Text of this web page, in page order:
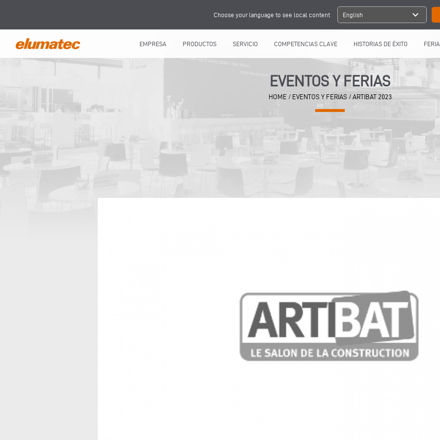
Choose your language to see local content English expand_more
EMPRESA PRODUCTOS SERVICIO COMPETENCIAS CLAVE HISTORIAS DE ÉXITO
EVENTOS Y FERIAS
HOME / EVENTOS Y FERIAS / ARTIBAT 2023